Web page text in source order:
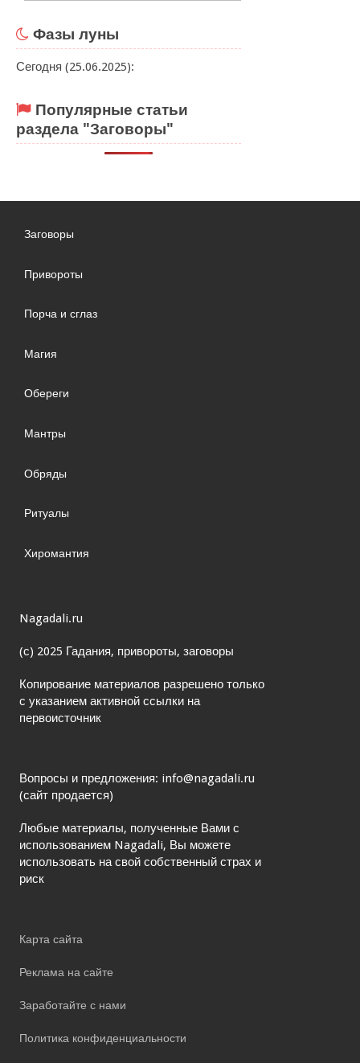
Фазы луны
Сегодня (25.06.2025):
Популярные статьи
раздела "Заговоры"
Заговоры
Привороты
Порча и сглаз
Магия
Обереги
Мантры
Обряды
Ритуалы
Хиромантия
Nagadali.ru
(с) 2025 Гадания, привороты, заговоры
Копирование материалов разрешено только
с указанием активной ссылки на
первоисточник
Вопросы и предложения: info@nagadali.ru
(сайт продается)
Любые материалы, полученные Вами с
использованием Nagadali, Вы можете
использовать на свой собственный страх и
риск
Карта сайта
Реклама на сайте
Заработайте с нами
Политика конфиденциальности